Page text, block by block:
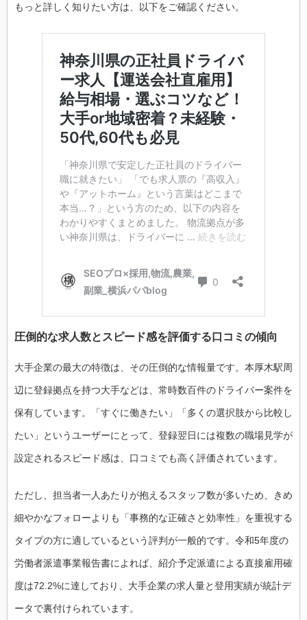
もっと詳しく知りたい方は、以下をご確認ください。
圧倒的な求人数とスピード感を評価する口コミの傾向
大手企業の最大の特徴は、その圧倒的な情報量です。本厚木駅周
辺に登録拠点を持つ大手などは、常時数百件のドライバー案件を
保有しています。「すぐに働きたい」「多くの選択肢から比較し
たい」というユーザーにとって、登録翌日には複数の職場見学が
設定されるスピード感は、口コミでも高く評価されています。
ただし、担当者一人あたりが抱えるスタッフ数が多いため、きめ
細やかなフォローよりも「事務的な正確さと効率性」を重視する
タイプの方に適しているという評判が一般的です。令和5年度の
労働者派遣事業報告書によれば、紹介予定派遣による直接雇用確
度は72.2%に達しており、大手企業の求人量と登用実績が統計デ
ータで裏付けられています。